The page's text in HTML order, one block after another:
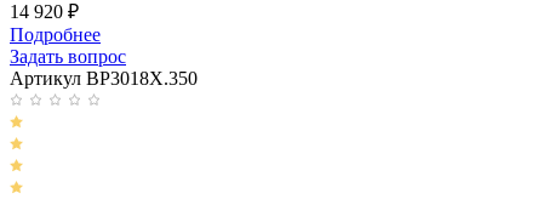
14 920 ₽
Подробнее
Задать вопрос
Артикул BP3018X.350